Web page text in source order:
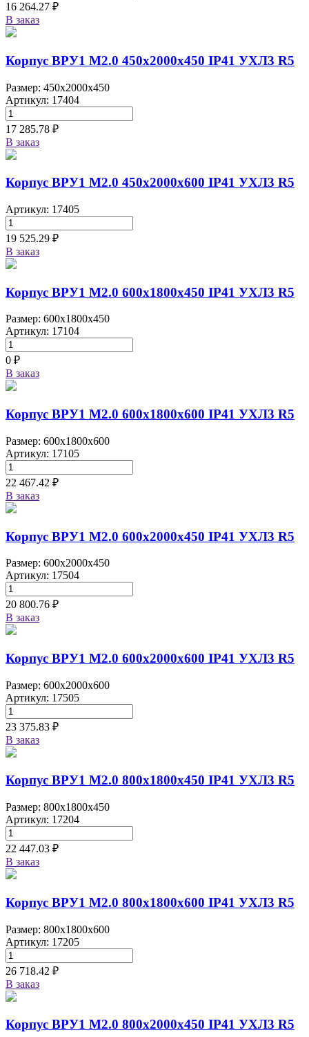
16 264.27 ₽
В заказ
Корпус ВРУ1 М2.0 450х2000х450 IP41 УХЛ3 R5
Размер: 450x2000x450
Артикул: 17404
17 285.78 ₽
В заказ
Корпус ВРУ1 М2.0 450х2000х600 IP41 УХЛ3 R5
Артикул: 17405
19 525.29 ₽
В заказ
Корпус ВРУ1 М2.0 600х1800х450 IP41 УХЛ3 R5
Размер: 600x1800x450
Артикул: 17104
0 ₽
В заказ
Корпус ВРУ1 М2.0 600х1800х600 IP41 УХЛ3 R5
Размер: 600x1800x600
Артикул: 17105
22 467.42 ₽
В заказ
Корпус ВРУ1 М2.0 600х2000х450 IP41 УХЛ3 R5
Размер: 600x2000x450
Артикул: 17504
20 800.76 ₽
В заказ
Корпус ВРУ1 М2.0 600х2000х600 IP41 УХЛ3 R5
Размер: 600x2000x600
Артикул: 17505
23 375.83 ₽
В заказ
Корпус ВРУ1 М2.0 800х1800х450 IP41 УХЛ3 R5
Размер: 800x1800x450
Артикул: 17204
22 447.03 ₽
В заказ
Корпус ВРУ1 М2.0 800х1800х600 IP41 УХЛ3 R5
Размер: 800x1800x600
Артикул: 17205
26 718.42 ₽
В заказ
Корпус ВРУ1 М2.0 800х2000х450 IP41 УХЛ3 R5